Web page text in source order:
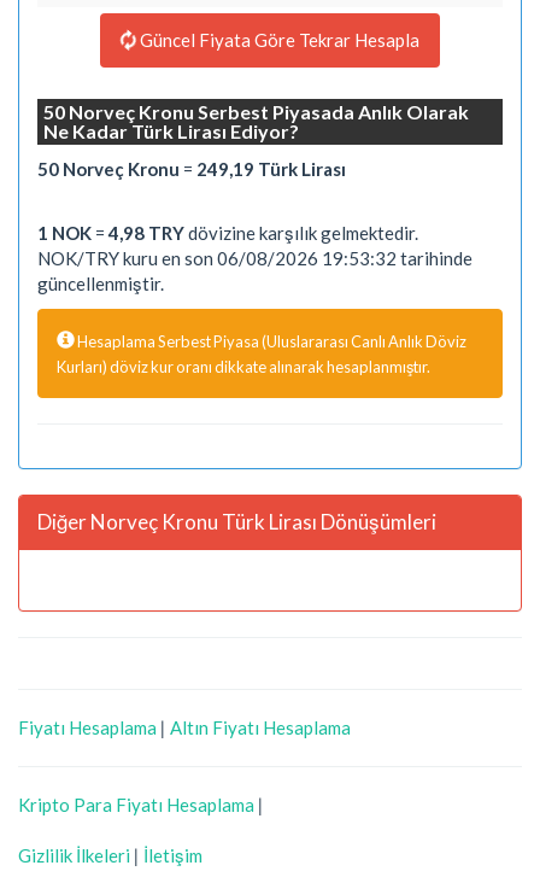
Güncel Fiyata Göre Tekrar Hesapla
50 Norveç Kronu Serbest Piyasada Anlık Olarak
Ne Kadar Türk Lirası Ediyor?
50 Norveç Kronu = 249,19 Türk Lirası
1 NOK =4,98 TRYdövizine karşılık gelmektedir.
NOK/TRY kuru en son 06/08/2026 19:53:32 tarihinde
güncellenmiştir.
Hesaplama Serbest Piyasa (Uluslararası Canlı Anlık Döviz
Kurları) döviz kur oranı dikkate alınarak hesaplanmıştır.
Diğer Norveç Kronu Türk Lirası Dönüşümleri
Fiyatı Hesaplama | Altın Fiyatı Hesaplama
Kripto Para Fiyatı Hesaplama |
Gizlilik İlkeleri | İletişim